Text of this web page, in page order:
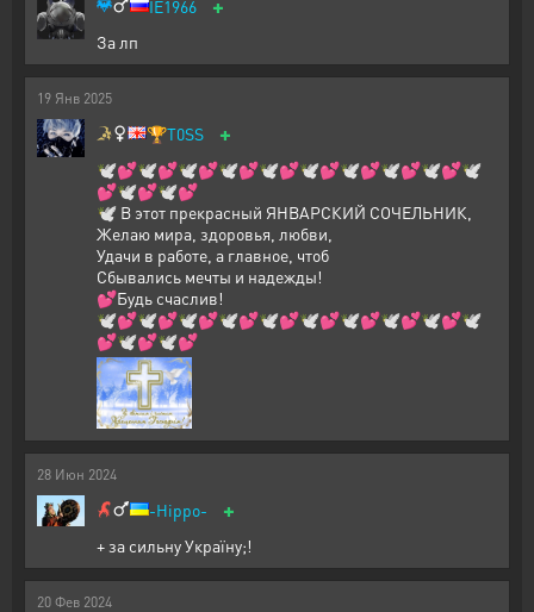
IE1966
За лп
19 Янв 2025
🏆T0SS +
🕊️💕🕊️💕🕊️💕🕊️💕🕊️💕🕊️💕🕊️💕🕊️💕🕊️💕🕊️
💕🕊️💕🕊️💕
🕊️ В этот прекрасный ЯНВАРСКИЙ СОЧЕЛЬНИК,
Желаю мира, здоровья, любви,
Удачи в работе, а главное, чтоб
Сбывались мечты и надежды!
💕Будь счаслив!
🕊️💕🕊️💕🕊️💕🕊️💕🕊️💕🕊️💕🕊️💕🕊️💕🕊️💕🕊️
💕🕊️💕🕊️💕
28 Июн 2024
-Hippo- +
+ за сильну Україну;!
20 Фев 2024